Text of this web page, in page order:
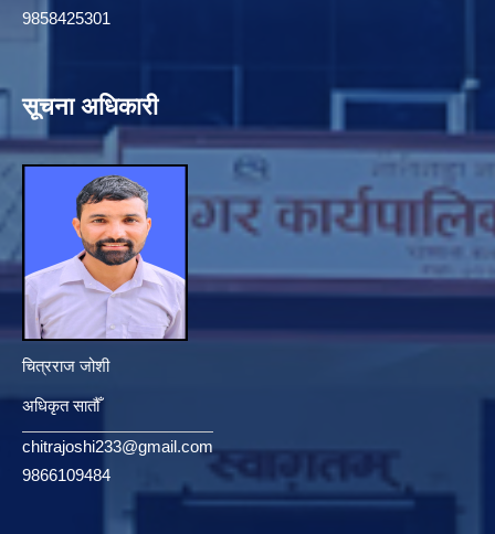
9858425301
सूचना अधिकारी
चित्रराज जोशी
अधिकृत सातौँ
chitrajoshi233@gmail.com
9866109484